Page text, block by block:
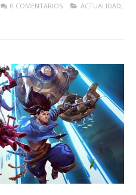
0 COMENTARIOS ACTUALIDAD,